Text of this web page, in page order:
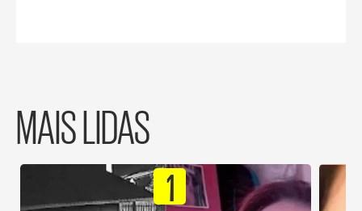
MAIS LIDAS
1